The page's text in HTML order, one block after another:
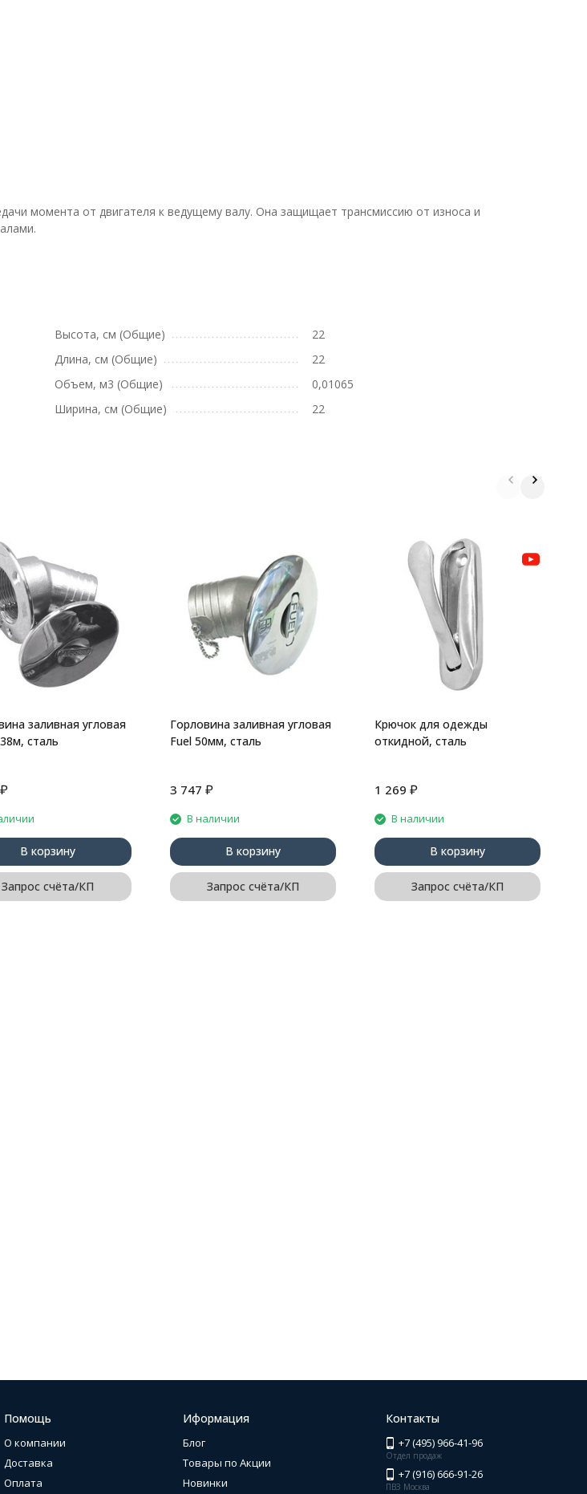
момента от двигателя к ведущему валу. Она защищает трансмиссию от износа и
Высота, см (Общие)
22
Длина, см (Общие)
22
Объем, м3 (Общие)
0,01065
Ширина, см (Общие)
22
заливная угловая
сталь
₽
В корзину
Запрос счёта/КП
Горловина заливная угловая
Fuel 50мм, сталь
3 747 ₽
В наличии
В корзину
Запрос счёта/КП
Крючок для одежды
откидной, сталь
1 269 ₽
В наличии
В корзину
Запрос счёта/КП
Помощь
О компании
Доставка
Оплата
Иформация
Блог
Товары по Акции
Новинки
Контакты
+7 (495) 966-41-96
Отдел продаж
+7 (916) 666-91-26
ПВЗ Москва